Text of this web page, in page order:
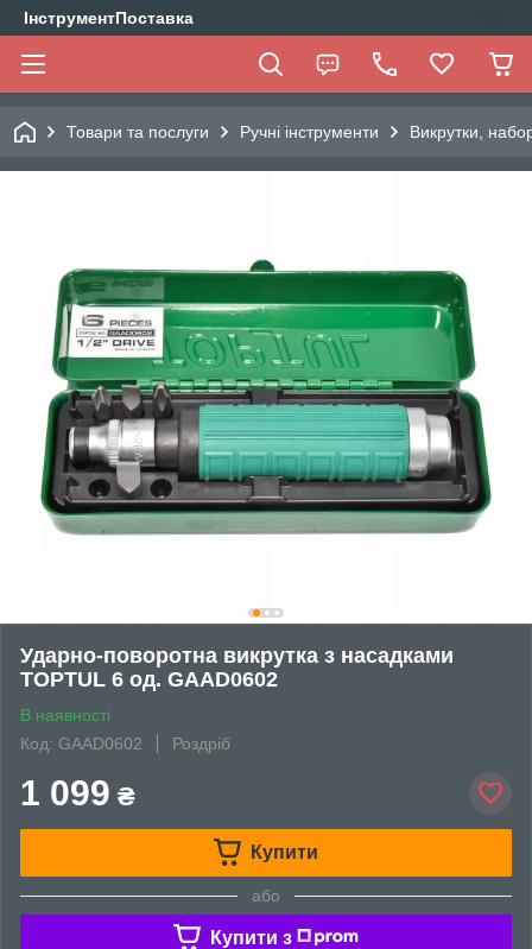
ІнструментПоставка
Товари та послуги Ручні інструменти Викрутки,
Ударно-поворотна викрутка з насадками
TOPTUL 6 од. GAAD0602
В наявності
Код: GAAD0602
Роздріб
1 099 ₴
Купити
або
Купити з